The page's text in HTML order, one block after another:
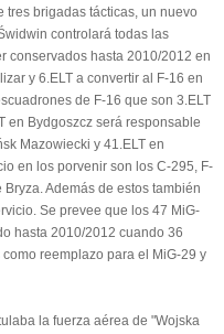
tres brigadas tácticas, un nuevo
controlará todas las
conservados hasta 2010/2012 en
y 6.ELT a convertir al F-16 en
de F-16 que son 3.ELT
en Bydgoszcz será responsable
Mazowiecki y 41.ELT en
en los porvenir son los C-295, F-
Además de estos también
Se prevee que los 47 MiG-
hasta 2010/2012 cuando 36
reemplazo para el MiG-29 y
la fuerza aérea de "Wojska